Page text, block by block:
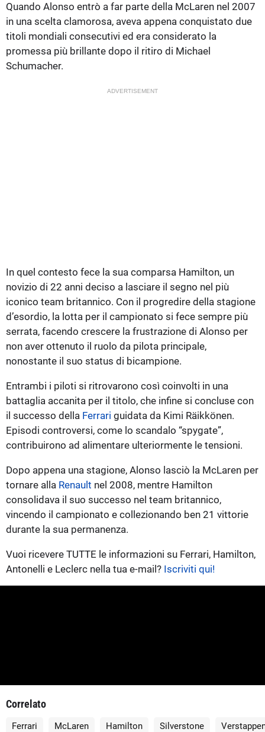
Quando Alonso entrò a far parte della McLaren nel 2007
in una scelta clamorosa, aveva appena conquistato due
titoli mondiali consecutivi ed era considerato la
promessa più brillante dopo il ritiro di Michael
Schumacher.
ADVERTISEMENT
In quel contesto fece la sua comparsa Hamilton, un
novizio di 22 anni deciso a lasciare il segno nel più
iconico team britannico. Con il progredire della stagione
d’esordio, la lotta per il campionato si fece sempre più
serrata, facendo crescere la frustrazione di Alonso per
non aver ottenuto il ruolo da pilota principale,
nonostante il suo status di bicampione.
Entrambi i piloti si ritrovarono così coinvolti in una
battaglia accanita per il titolo, che infine si concluse con
il successo della Ferrari guidata da Kimi Räikkönen.
Episodi controversi, come lo scandalo “spygate”,
contribuirono ad alimentare ulteriormente le tensioni.
Dopo appena una stagione, Alonso lasciò la McLaren per
tornare alla Renault nel 2008, mentre Hamilton
consolidava il suo successo nel team britannico,
vincendo il campionato e collezionando ben 21 vittorie
durante la sua permanenza.
Vuoi ricevere TUTTE le informazioni su Ferrari, Hamilton,
Antonelli e Leclerc nella tua e-mail? Iscriviti qui!
Correlato
Ferrari McLaren Hamilton Silverstone